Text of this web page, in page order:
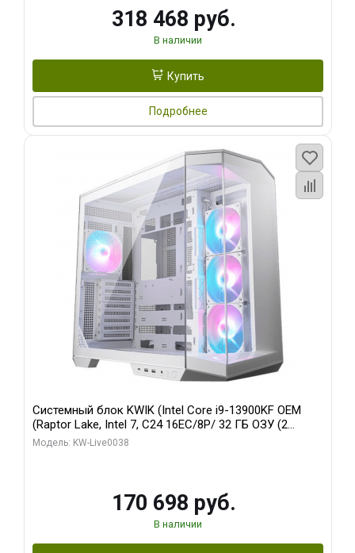
318 468 руб.
В наличии
Купить
Подробнее
Системный блок KWIK (Intel Core i9-13900KF OEM
(Raptor Lake, Intel 7, C24 16EC/8P/ 32 ГБ ОЗУ (2
модуля)/ Gigabyte RX9070XT GAMING OC 16GB GDDR6
Модель: KW-Live0038
170 698 руб.
В наличии